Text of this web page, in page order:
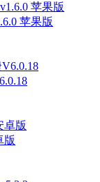
苹果版
版